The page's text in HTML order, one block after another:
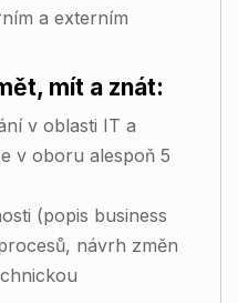
a externím
mít a znát:
v oblasti IT a
v oboru alespoň 5
(popis business
návrh změn